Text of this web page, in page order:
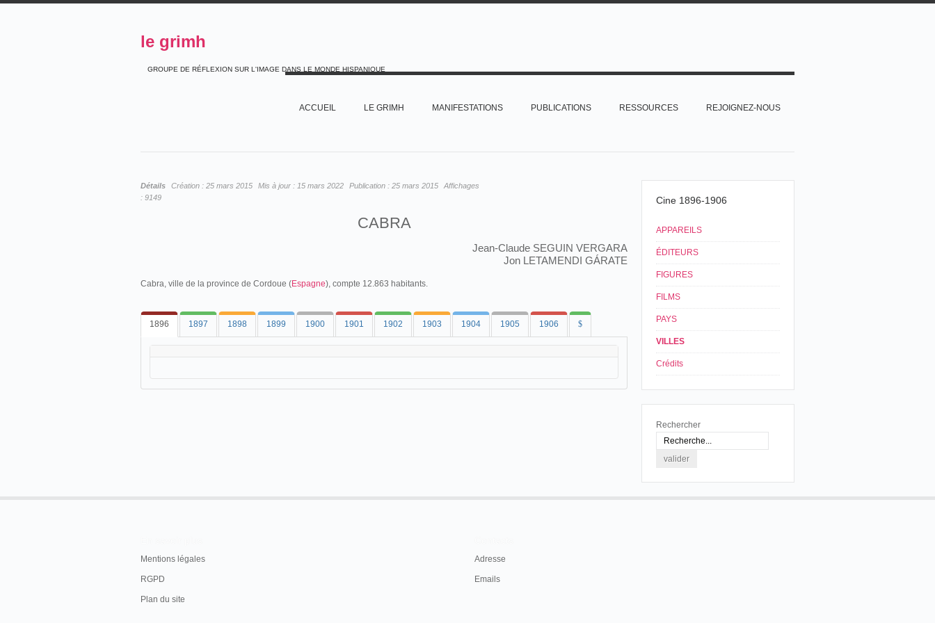
le grimh
GROUPE DE RÉFLEXION SUR L'IMAGE DANS LE MONDE HISPANIQUE
ACCUEIL LE GRIMH MANIFESTATIONS PUBLICATIONS RESSOURCES REJOIGNEZ-NOUS
Détails Création : 25 mars 2015 Mis à jour : 15 mars 2022 Publication : 25 mars 2015
Affichages
: 9149
CABRA
Jean-Claude SEGUIN VERGARA
Jon LETAMENDI GÁRATE
Cabra, ville de la province de Cordoue (Espagne), compte 12.863 habitants.
1896 1897 1898 1899 1900 1901 1902 1903 1904 1905 1906 $
Cine 1896-1906
APPAREILS
ÉDITEURS
FIGURES
FILMS
PAYS
VILLES
Crédits
Rechercher
Mentions légales
RGPD
Plan du site
Adresse
Emails